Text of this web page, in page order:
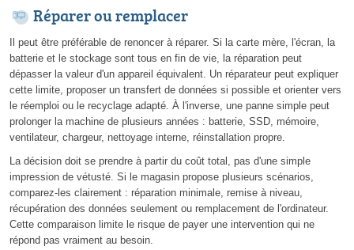
Réparer ou remplacer
Il peut être préférable de renoncer à réparer. Si la carte mère, l'écran, la
batterie et le stockage sont tous en fin de vie, la réparation peut
dépasser la valeur d'un appareil équivalent. Un réparateur peut expliquer
cette limite, proposer un transfert de données si possible et orienter vers
le réemploi ou le recyclage adapté. À l'inverse, une panne simple peut
prolonger la machine de plusieurs années : batterie, SSD, mémoire,
ventilateur, chargeur, nettoyage interne, réinstallation propre.
La décision doit se prendre à partir du coût total, pas d'une simple
impression de vétusté. Si le magasin propose plusieurs scénarios,
comparez-les clairement : réparation minimale, remise à niveau,
récupération des données seulement ou remplacement de l'ordinateur.
Cette comparaison limite le risque de payer une intervention qui ne
répond pas vraiment au besoin.